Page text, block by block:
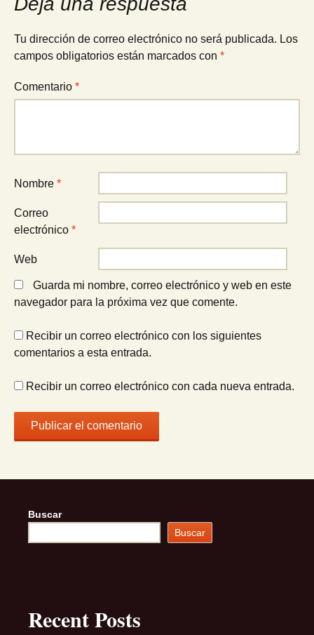
entradas
Tu dirección de correo electrónico no será publicada. Los
campos obligatorios están marcados con *
Comentario *
Nombre *
Correo
electrónico *
Web
Guarda mi nombre, correo electrónico y web en este
navegador para la próxima vez que comente.
Recibir un correo electrónico con los siguientes
comentarios a esta entrada.
Recibir un correo electrónico con cada nueva entrada.
Buscar
Buscar
Recent Posts